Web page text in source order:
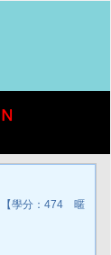
學分：474 暱